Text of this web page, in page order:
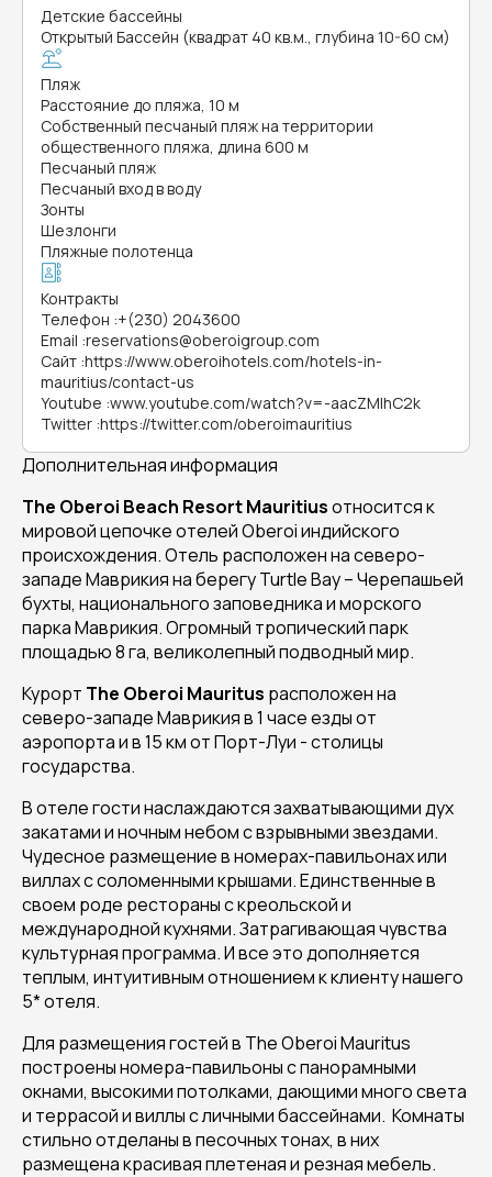
Детские бассейны
Открытый Бассейн (квадрат 40 кв.м., глубина 10-60 см)
Пляж
Расстояние до пляжа, 10 м
Собственный песчаный пляж на территории
общественного пляжа, длина 600 м
Песчаный пляж
Песчаный вход в воду
Зонты
Шезлонги
Пляжные полотенца
Контракты
Телефон :+(230) 2043600
Email :reservations@oberoigroup.com
Сайт :https://www.oberoihotels.com/hotels-in-
mauritius/contact-us
Youtube :www.youtube.com/watch?v=-aacZMIhC2k
Twitter :https://twitter.com/oberoimauritius
Дополнительная информация
The Oberoi Beach Resort Mauritiusотносится к
мировой цепочке отелей Oberoi индийского
происхождения. Отель расположен на северо-
западе Маврикия на берегу Turtle Bay – Черепашьей
бухты, национального заповедника и морского
парка Маврикия. Огромный тропический парк
площадью 8 га, великолепный подводный мир.
Курорт The Oberoi Mauritus расположен на
северо-западе Маврикия в 1 часе езды от
аэропорта и в 15 км от Порт-Луи - столицы
государства.
В отеле гости наслаждаются захватывающими дух
закатами и ночным небом с взрывными звездами.
Чудесное размещение в номерах-павильонах или
виллах с соломенными крышами. Единственные в
своем роде рестораны с креольской и
международной кухнями. Затрагивающая чувства
культурная программа. И все это дополняется
теплым, интуитивным отношением к клиенту нашего
5* отеля.
Для размещения гостей в The Oberoi Mauritus
построены номера-павильоны с панорамными
окнами, высокими потолками, дающими много света
и террасой и виллы с личными бассейнами. Комнаты
стильно отделаны в песочных тонах, в них
размещена красивая плетеная и резная мебель.